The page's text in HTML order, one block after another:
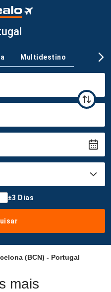
Multidestino
±3 Dias
(BCN) - Portugal
mais